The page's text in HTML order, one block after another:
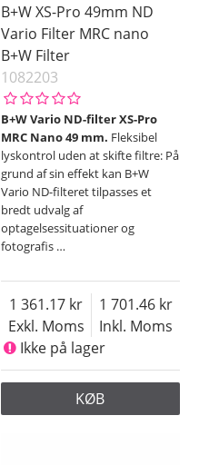
B+W XS-Pro 49mm ND
Vario Filter MRC nano
B+W Filter
1082203
B+W Vario ND-filter XS-Pro
MRC Nano 49 mm. Fleksibel
lyskontrol uden at skifte filtre: På
grund af sin effekt kan B+W
Vario ND-filteret tilpasses et
bredt udvalg af
optagelsessituationer og
fotografis …
Exkl. Moms
1 361.17
Inkl. Moms
1 701.46
Ikke på lager
KØB